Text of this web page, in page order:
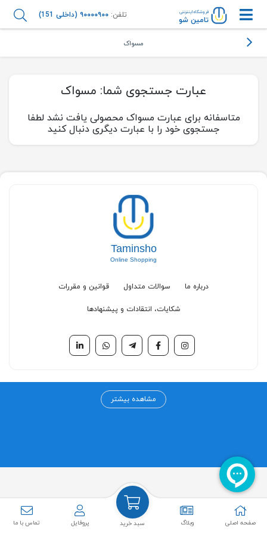
فروشگاه اینترنتی
تامین شو
تلفن: ۹۰۰۰۰۹۰۰ (داخلی 151)
مسواک
عبارت جستجوی شما: مسواک
متاسفانه برای عبارت مسواک محصولی یافت نشد لطفا
جستجوی خود را با عبارت دیگری دنبال کنید
Taminsho
Online Shopping
درباره ما سوالات متداول قوانین و مقررات
شکایات، انتقادات و پیشنهادها
ما ارائه کلیه محصولات حوزه سلامت، درمان و زیبایی از تامین کنندگان اولیه
به همکاران گرامی و مصرف کنندگان عزیز بوده و سعی داریم نازلترین قیمت ها
به همراه بهترین خدمات را به مشتریان عزیز ارائه کنیم.
صفحه اصلی وبلاگ سبد خرید پروفایل تماس با ما
مشاهده بیشتر